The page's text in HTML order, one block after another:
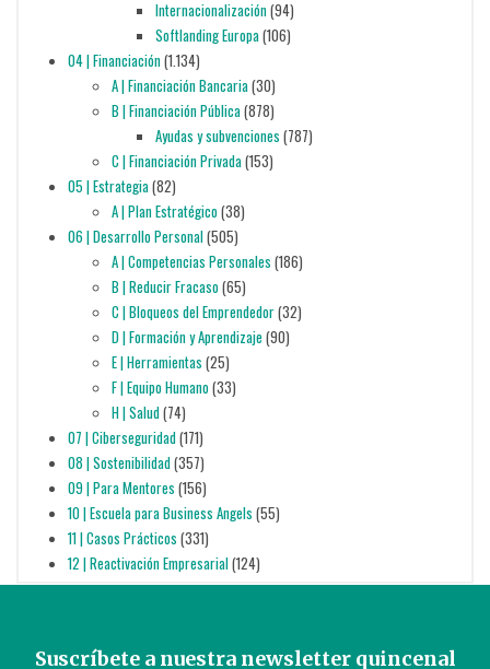
Internacionalización(94)
Softlanding Europa(106)
04 | Financiación(1.134)
A | Financiación Bancaria(30)
B | Financiación Pública(878)
Ayudas y subvenciones (787)
C | Financiación Privada(153)
05 | Estrategia(82)
A | Plan Estratégico(38)
06 | Desarrollo Personal(505)
A | Competencias Personales (186)
B | Reducir Fracaso(65)
C | Bloqueos del Emprendedor(32)
D | Formación y Aprendizaje (90)
E | Herramientas (25)
F | Equipo Humano(33)
H | Salud(74)
07 | Ciberseguridad(171)
08 | Sostenibilidad(357)
09 | Para Mentores (156)
10 | Escuela para Business Angels (55)
11 | Casos Prácticos (331)
12 | Reactivación Empresarial(124)
Suscríbete a nuestra newsletter quincenal